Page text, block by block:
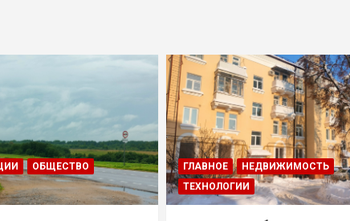
ОБЩЕСТВО
ГЛАВНОЕ
НЕДВИЖИМОСТЬ
ТЕХНОЛОГИИ